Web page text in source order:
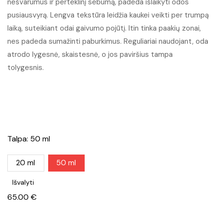
22.00 €
through
65.00 €
nešvarumus ir perteklinį sebumą, padeda išlaikyti odos
pusiausvyrą. Lengva tekstūra leidžia kaukei veikti per trumpą
laiką, suteikiant odai gaivumo pojūtį. Itin tinka paakių zonai,
nes padeda sumažinti paburkimus. Reguliariai naudojant, oda
atrodo lygesnė, skaistesnė, o jos paviršius tampa
tolygesnis.
Talpa: 50 ml
20 ml 50 ml
Išvalyti
65.00 €